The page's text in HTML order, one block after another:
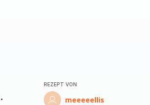
REZEPT VON
meeeeellis